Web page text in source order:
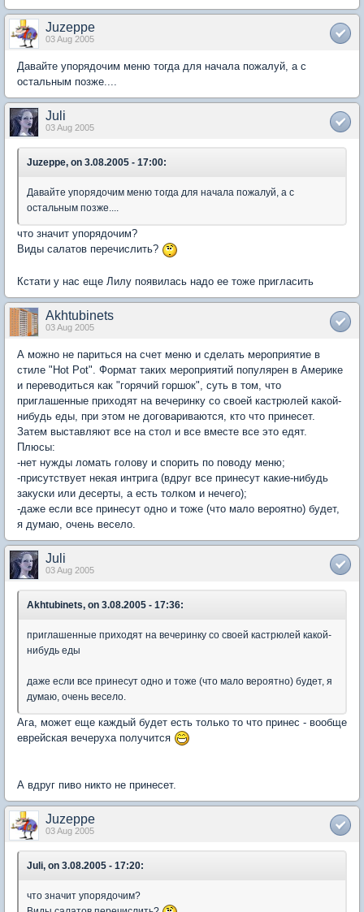
Juzeppe
03 Aug 2005
Давайте упорядочим меню тогда для начала пожалуй, а с
остальным позже....
Juli
03 Aug 2005
Juzeppe, on 3.08.2005 - 17:00:
Давайте упорядочим меню тогда для начала пожалуй, а с
остальным позже....
что значит упорядочим?
Виды салатов перечислить?
Кстати у нас еще Лилу появилась надо ее тоже пригласить
Akhtubinets
03 Aug 2005
А можно не париться на счет меню и сделать мероприятие в
стиле "Hot Pot". Формат таких мероприятий популярен в Америке
и переводиться как "горячий горшок", суть в том, что
приглашенные приходят на вечеринку со своей кастрюлей какой-
нибудь еды, при этом не договариваются, кто что принесет.
Затем выставляют все на стол и все вместе все это едят.
Плюсы:
-нет нужды ломать голову и спорить по поводу меню;
-присутствует некая интрига (вдруг все принесут какие-нибудь
закуски или десерты, а есть толком и нечего);
-даже если все принесут одно и тоже (что мало вероятно) будет,
я думаю, очень весело.
Juli
03 Aug 2005
Akhtubinets, on 3.08.2005 - 17:36:
приглашенные приходят на вечеринку со своей кастрюлей какой-
нибудь еды
даже если все принесут одно и тоже (что мало вероятно) будет, я
думаю, очень весело.
Ага, может еще каждый будет есть только то что принес - вообще
еврейская вечеруха получится
А вдруг пиво никто не принесет.
Juzeppe
03 Aug 2005
Juli, on 3.08.2005 - 17:20:
что значит упорядочим?